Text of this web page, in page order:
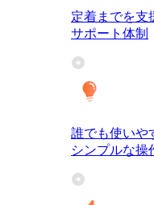
定着までを支
サポート体制
誰でも使いや
シンプルな操